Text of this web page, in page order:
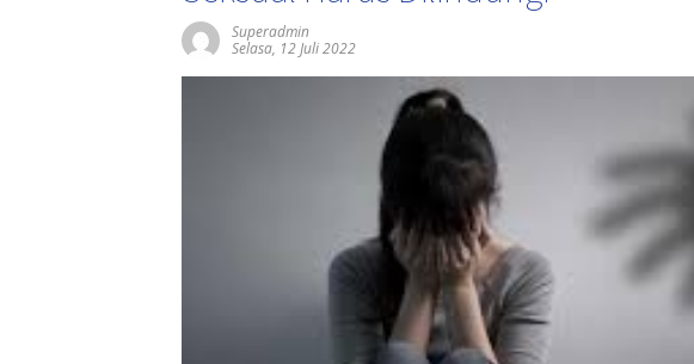
Superadmin
Selasa, 12 Juli 2022